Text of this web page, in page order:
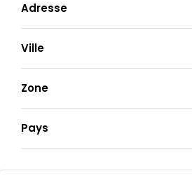
Adresse
Ville
Zone
Pays